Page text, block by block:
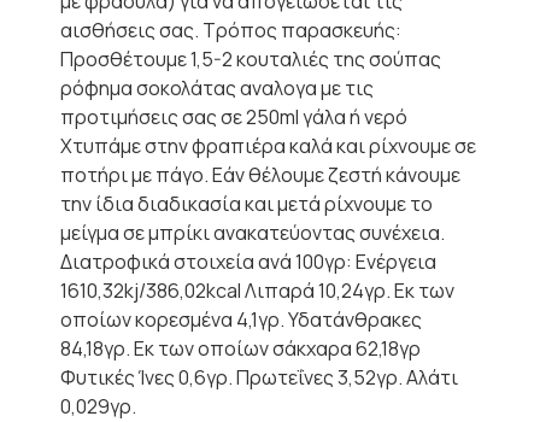
αισθήσεις σας. Τρόπος παρασκευής:
Προσθέτουμε 1,5-2 κουταλιές της σούπας
ρόφημα σοκολάτας αναλογα με τις
προτιμήσεις σας σε 250ml γάλα ή νερό
Xτυπάμε στην φραπιέρα καλά και ρίχνουμε σε
ποτήρι με πάγο. Εάν θέλουμε ζεστή κάνουμε
την ίδια διαδικασία και μετά ρίχνουμε το
μείγμα σε μπρίκι ανακατεύοντας συνέχεια.
Διατροφικά στοιχεία ανά 100γρ: Ενέργεια
1610,32kj/386,02kcal Λιπαρά 10,24γρ. Εκ των
οποίων κορεσμένα 4,1γρ. Υδατάνθρακες
84,18γρ. Εκ των οποίων σάκχαρα 62,18γρ
Φυτικές Ίνες 0,6γρ. Πρωτεΐνες 3,52γρ. Αλάτι
0,029γρ.